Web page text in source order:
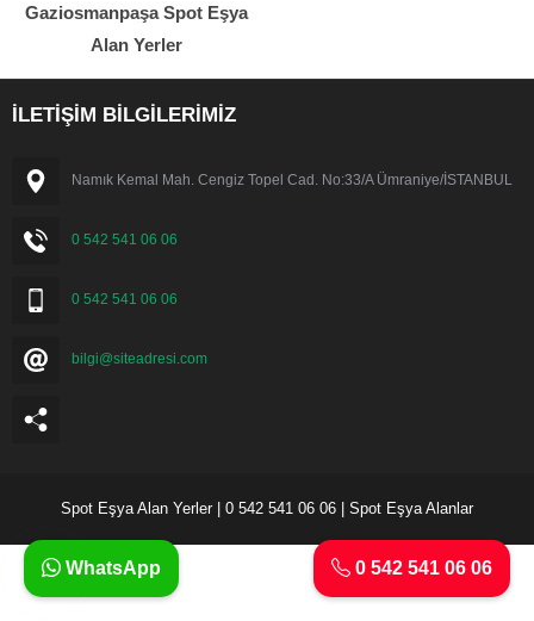
Gaziosmanpaşa Spot Eşya
Alan Yerler
İLETİŞİM BİLGİLERİMİZ
Namık Kemal Mah. Cengiz Topel Cad. No:33/A Ümraniye/İSTANBUL
0 542 541 06 06
0 542 541 06 06
bilgi@siteadresi.com
Spot Eşya Alan Yerler | 0 542 541 06 06 | Spot Eşya Alanlar
0 542 541 06 06
WhatsApp